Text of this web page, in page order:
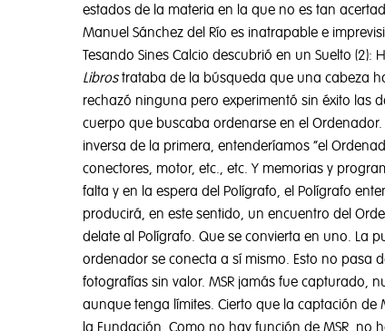
estados de la materia en la que no es tan
Manuel Sánchez del Río es inatrapable e
Tesando Sines Calcio descubrió en un Suelto (2):
Librostrataba de la búsqueda que una cabeza
rechazó ninguna pero experimentó sin éxito las
cuerpo que buscaba ordenarse en el
inversa de la primera, entenderíamos “el
conectores, motor, etc., etc. Y memorias y
falta y en la espera del Polígrafo, el Polígrafo
producirá, en este sentido, un encuentro del
delate al Polígrafo. Que se convierta en uno. La
ordenador se conecta a sí mismo. Esto no pasa
fotografías sin valor. MSR jamás fue capturado,
aunque tenga límites. Cierto que la captación